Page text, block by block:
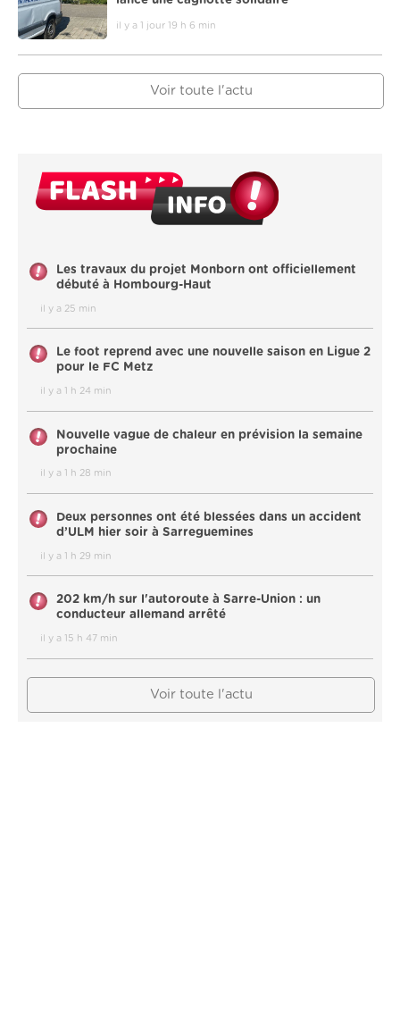
il y a 1 jour 19 h 6 min
Voir toute l'actu
Les travaux du projet Monborn ont officiellement
débuté à Hombourg-Haut
il y a 25 min
Le foot reprend avec une nouvelle saison en Ligue 2
pour le FC Metz
il y a 1 h 24 min
Nouvelle vague de chaleur en prévision la semaine
prochaine
il y a 1 h 28 min
Deux personnes ont été blessées dans un accident
d’ULM hier soir à Sarreguemines
il y a 1 h 29 min
202 km/h sur l'autoroute à Sarre-Union : un
conducteur allemand arrêté
il y a 15 h 47 min
Voir toute l'actu